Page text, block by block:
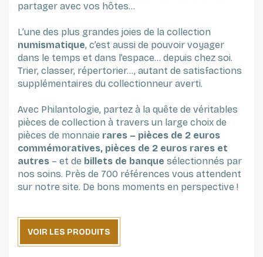
partager avec vos hôtes...
L’une des plus grandes joies de la collection
numismatique, c’est aussi de pouvoir voyager
dans le temps et dans l’espace… depuis chez soi.
Trier, classer, répertorier…, autant de satisfactions
supplémentaires du collectionneur averti.
Avec Philantologie, partez à la quête de véritables
pièces de collection à travers un large choix de
pièces de monnaie rares – pièces de 2 euros
commémoratives, pièces de 2 euros rares et
autres – et de billets de banque sélectionnés par
nos soins. Près de 700 références vous attendent
sur notre site. De bons moments en perspective !
VOIR LES PRODUITS